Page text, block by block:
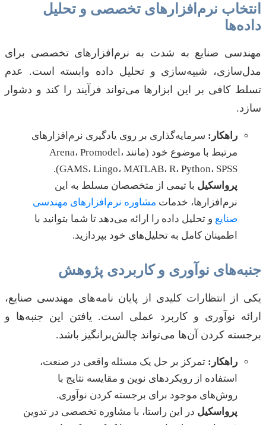
انتخاب نرم‌افزارهای تخصصی و تحلیل
داده‌ها
مهندسی صنایع به شدت به نرم‌افزارهای تخصصی برای
مدل‌سازی، شبیه‌سازی و تحلیل داده وابسته است. عدم
تسلط کافی بر این ابزارها می‌تواند فرآیند را کند و دشوار
سازد.
راهکار: سرمایه‌گذاری بر روی یادگیری نرم‌افزارهای
مرتبط با موضوع خود (مانند Arena، Promodel،
GAMS، Lingo، MATLAB، R، Python، SPSS).
پرواسکیل با تیمی از متخصصان مسلط به این
نرم‌افزارها، خدمات مشاوره نرم‌افزارهای مهندسی
صنایع و تحلیل داده را ارائه می‌دهد تا شما بتوانید با
اطمینان کامل به تحلیل‌های خود بپردازید.
جنبه‌های نوآوری و کاربردی پژوهش
یکی از انتظارات کلیدی از پایان نامه‌های مهندسی صنایع،
ارائه نوآوری و کاربرد عملی است. یافتن این جنبه‌ها و
برجسته کردن آن‌ها می‌تواند چالش‌برانگیز باشد.
راهکار: تمرکز بر حل یک مسئله واقعی در صنعت،
استفاده از رویکردهای نوین و مقایسه نتایج با
روش‌های موجود برای برجسته کردن نوآوری.
پرواسکیل در این راستا، با مشاوره تخصصی در تدوین